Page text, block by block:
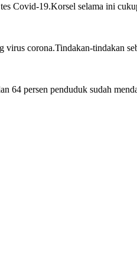
Covid-19.Korsel selama ini
corona.Tindakan-tindakan
persen penduduk sudah